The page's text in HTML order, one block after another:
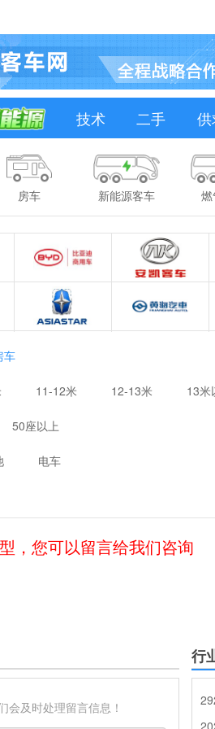
技术 二手
房车 新能源客车
车
11-12米 12-13米 13米
50座以上
电车
，您可以留言给我们咨询
会及时处理留言信息！
行